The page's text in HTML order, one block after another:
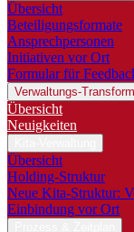
Übersicht
Beteiligungsformate
Ansprechpersonen
Initiativen vor Ort
Formular für
Verwaltungs-
Übersicht
Neuigkeiten
Übersicht
Holding-Struktur
Neue Kita-Struktur:
Einbindung vor Ort